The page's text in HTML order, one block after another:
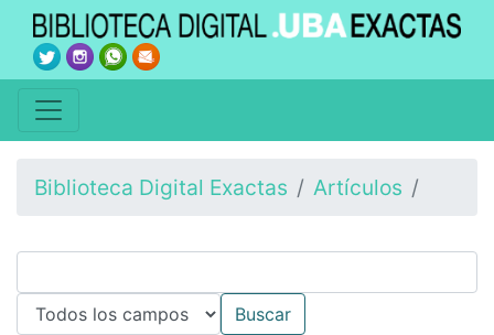
Biblioteca Digital Exactas Artículos